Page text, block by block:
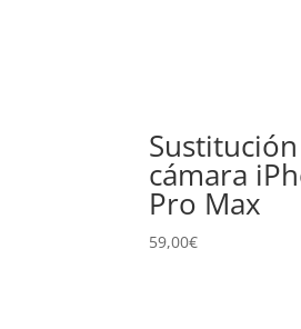
cámara
Pro Max
59,00€